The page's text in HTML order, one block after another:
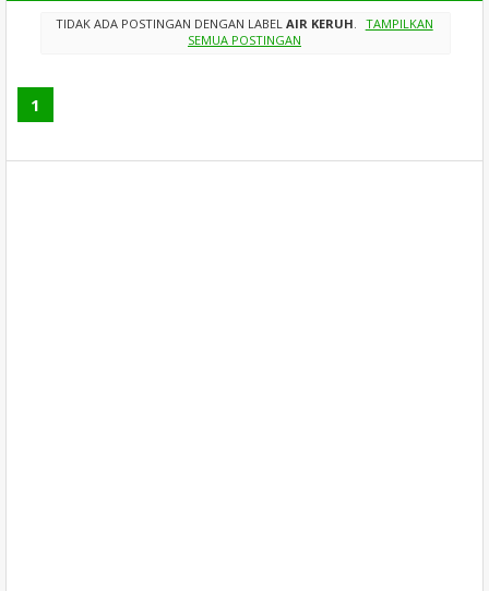
TIDAK ADA POSTINGAN DENGAN LABELAIR KERUH. TAMPILKAN
SEMUA POSTINGAN
1